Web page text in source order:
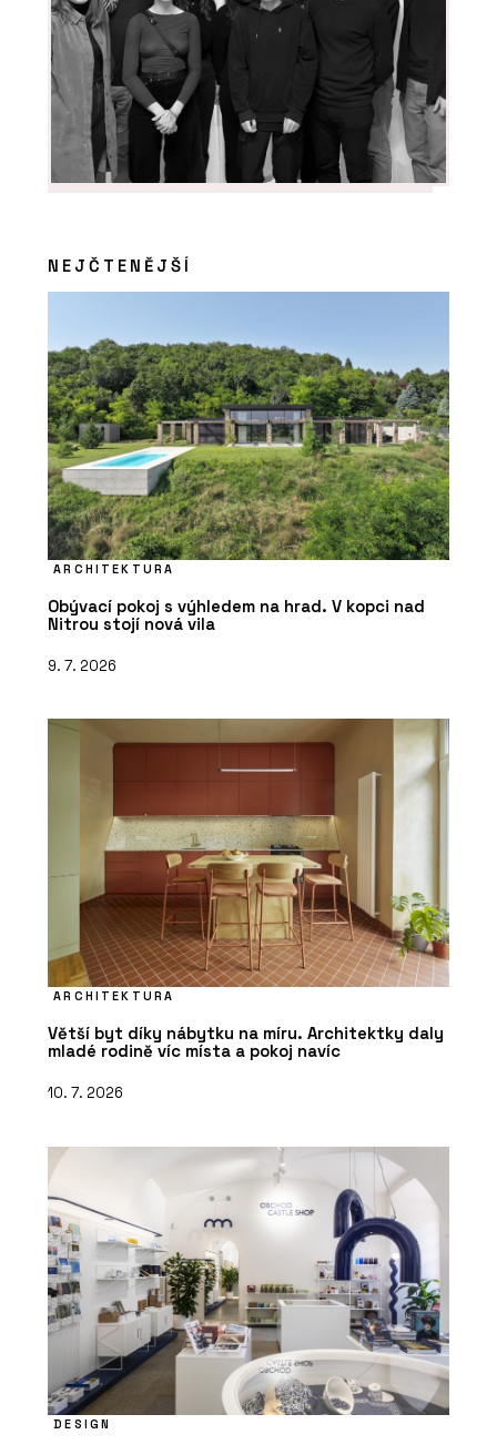
PRODUKTY
Vířivky – Aquamarine Spa
NEJČTENĚJŠÍ
ARCHITEKTURA
Obývací pokoj s výhledem na hrad. V kopci nad
Nitrou stojí nová vila
9. 7. 2026
ARCHITEKTURA
Větší byt díky nábytku na míru. Architektky daly
mladé rodině víc místa a pokoj navíc
10. 7. 2026
DESIGN